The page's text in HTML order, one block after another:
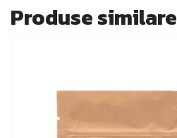
Produse similare